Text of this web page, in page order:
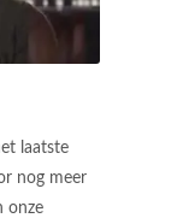
laatste
nog meer
onze